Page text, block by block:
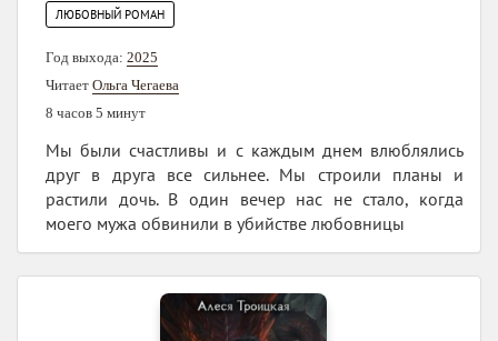
ЛЮБОВНЫЙ РОМАН
Год выхода: 2025
Читает Ольга Чегаева
8 часов 5 минут
Мы были счастливы и с каждым днем влюблялись
друг в друга все сильнее. Мы строили планы и
растили дочь. В один вечер нас не стало, когда
моего мужа обвинили в убийстве любовницы